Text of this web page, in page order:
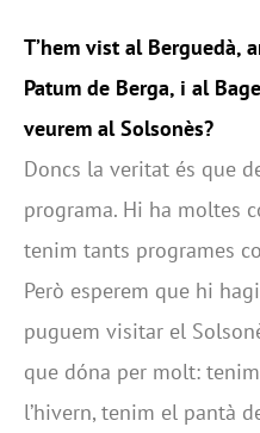
T’hem vist al Berguedà,
Patum de Berga, i al
veurem al Solsonès?
Doncs la veritat és que
programa. Hi ha moltes
tenim tants programes
Però esperem que hi
puguem visitar el
que dóna per molt:
l’hivern, tenim el pantà